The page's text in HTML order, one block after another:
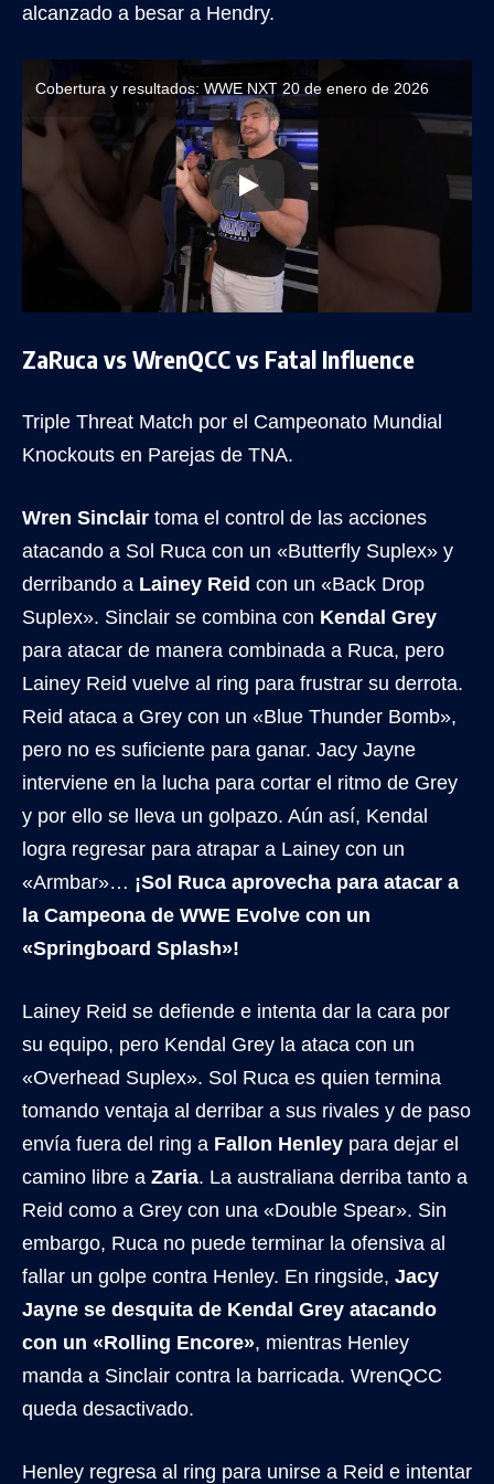
alcanzado a besar a Hendry.
Cobertura y resultados: WWE NXT 20 de enero de 2026
ZaRuca vs WrenQCC vs Fatal Influence
Triple Threat Match por el Campeonato Mundial
Knockouts en Parejas de TNA.
Wren Sinclair toma el control de las acciones
atacando a Sol Ruca con un «Butterfly Suplex» y
derribando a Lainey Reid con un «Back Drop
Suplex». Sinclair se combina con Kendal Grey
para atacar de manera combinada a Ruca, pero
Lainey Reid vuelve al ring para frustrar su derrota.
Reid ataca a Grey con un «Blue Thunder Bomb»,
pero no es suficiente para ganar. Jacy Jayne
interviene en la lucha para cortar el ritmo de Grey
y por ello se lleva un golpazo. Aún así, Kendal
logra regresar para atrapar a Lainey con un
«Armbar»… ¡Sol Ruca aprovecha para atacar a
la Campeona de WWE Evolve con un
«Springboard Splash»!
Lainey Reid se defiende e intenta dar la cara por
su equipo, pero Kendal Grey la ataca con un
«Overhead Suplex». Sol Ruca es quien termina
tomando ventaja al derribar a sus rivales y de paso
envía fuera del ring a Fallon Henley para dejar el
camino libre a Zaria. La australiana derriba tanto a
Reid como a Grey con una «Double Spear». Sin
embargo, Ruca no puede terminar la ofensiva al
fallar un golpe contra Henley. En ringside, Jacy
Jayne se desquita de Kendal Grey atacando
con un «Rolling Encore», mientras Henley
manda a Sinclair contra la barricada. WrenQCC
queda desactivado.
Henley regresa al ring para unirse a Reid e intentar